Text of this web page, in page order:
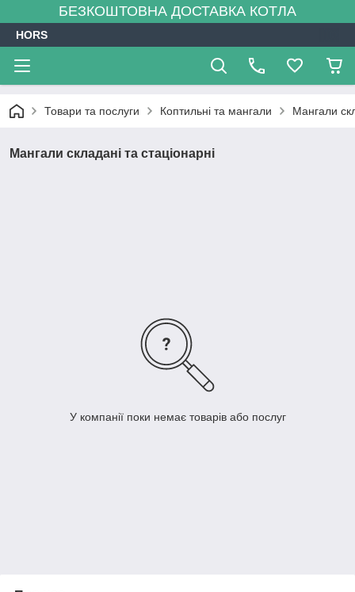
БЕЗКОШТОВНА ДОСТАВКА КОТЛА
HORS
Товари та послуги Коптильні та мангали Мангали
Мангали складані та стаціонарні
У компанії поки немає товарів або послуг